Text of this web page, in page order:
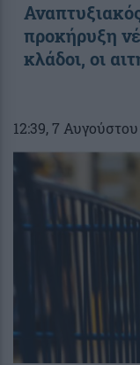
προκήρυξη
κλάδοι, οι
12:39, 7